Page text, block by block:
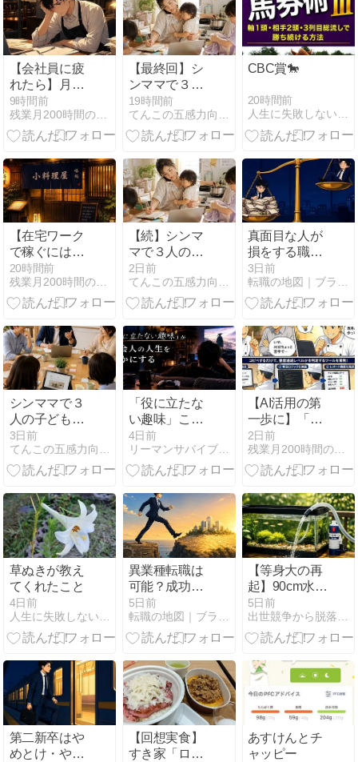
【会社員に疲
れたら】月
200時間残業
の先で気づい
た、経験の値
9時間前
残業月200時間の環境から抜け出して自由を手に入れた元店長
【最終回】シ
ンママで３人
の子どもをど
うやって育て
てきたの？と
答えします♪
19時間前
てんこの五感力向上\心のつかえすっきり／ ブログ♪
CBC賞🐎
20時間前
人生に失敗しないために！ - らいあんの独り言
【在宅ワーク
で稼ぐには】
経験に「暖
簾」をかけた
ら、副業の顔
20時間前
残業月200時間の環境から抜け出して自由を手に入れた元店長
【続】シンマ
マで３人の子
どもをどうや
って育ててき
たの？とのご
します♪
2日前
てんこの五感力向上\心のつかえすっきり／ ブログ♪
真面目な人が
損をする職場
の構造｜改善
するほど仕事
が増える理由
3日前
転職の地図｜ブラック企業を抜け出し自分で選ぶキャリアへ
シンママで３
人の子どもを
どうやって育
ててきたの？
とのご質問に
3日前
てんこの五感力向上\心のつかえすっきり／ ブログ♪
「役に立たな
い趣味」こそ
が、社会人の
人生を豊かに
する
4日前
リーマンサバイブル | サラリーマン・社会人向け情報メディア
【AI活用の第
一歩に】「チ
ェックが面
倒」を一つ潰
したら、誰か
ていた話
2日前
残業月200時間の環境から抜け出して自由を手に入れた元店長
草ぬきが教え
てくれたこと
4日前
人生に失敗しないために！ - らいあんの独り言
異業種転職は
可能？成功と
失敗の実体験
から学んだ片
足残しの鉄則
5日前
転職の地図｜ブラック企業を抜け出し自分で選ぶキャリアへ
【等身大の再
起】90cm水槽
の排水を1,000
円で自動化。
メダカ飼育を
「癒やし」に
変える灯油ポ
ンプ活用術
5日前
出世競争から脱落した夫と妻の日常
第二新卒はや
めとけ・やば
【回想実食】
すき家「ロー
あすけんとチ
ャッピー